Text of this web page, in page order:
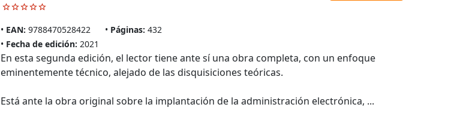
EAN: 9788470528422 Páginas: 432
Fecha de edición: 2021
En esta segunda edición, el lector tiene ante sí una obra completa, con un enfoque
eminentemente técnico, alejado de las disquisiciones teóricas.
Está ante la obra original sobre la implantación de la administración electrónica, ...